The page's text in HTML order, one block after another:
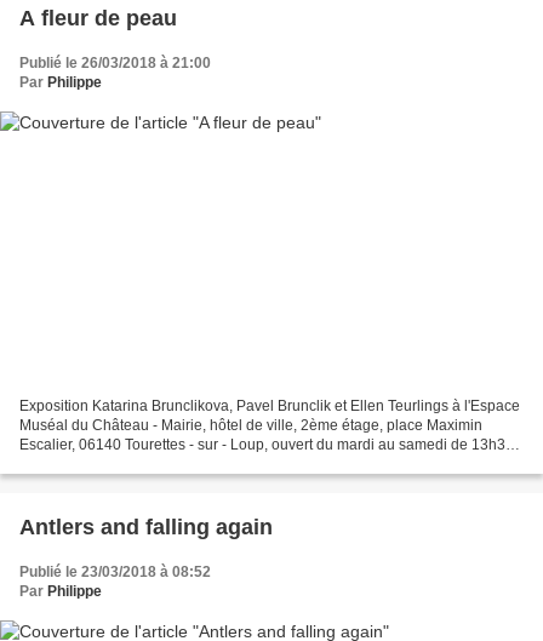
A fleur de peau
Publié le 26/03/2018 à 21:00
Par Philippe
Exposition Katarina Brunclikova, Pavel Brunclik et Ellen Teurlings à l'Espace
Muséal du Château - Mairie, hôtel de ville, 2ème étage, place Maximin
Escalier, 06140 Tourettes - sur - Loup, ouvert du mardi au samedi de 13h30
Antlers and falling again
Publié le 23/03/2018 à 08:52
Par Philippe